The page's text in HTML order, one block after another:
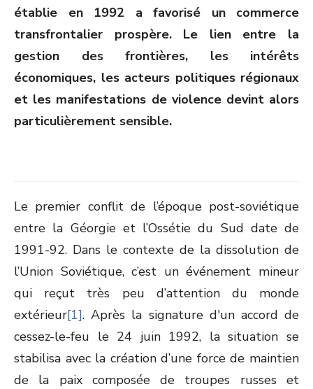
établie en 1992 a favorisé un commerce
transfrontalier prospère. Le lien entre la
gestion des frontières, les intérêts
économiques, les acteurs politiques régionaux
et les manifestations de violence devint alors
particulièrement sensible.
Le premier conflit de l’époque post-soviétique
entre la Géorgie et l’Ossétie du Sud date de
1991-92. Dans le contexte de la dissolution de
l’Union Soviétique, c’est un événement mineur
qui reçut très peu d’attention du monde
extérieur[1]. Après la signature d'un accord de
cessez-le-feu le 24 juin 1992, la situation se
stabilisa avec la création d’une force de maintien
de la paix composée de troupes russes et